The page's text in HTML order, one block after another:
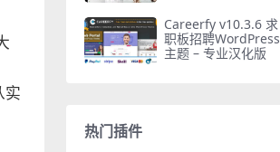
实
Careerfy v10.3.6 求
职板招聘WordPress
主题 – 专业汉化版
热门插件